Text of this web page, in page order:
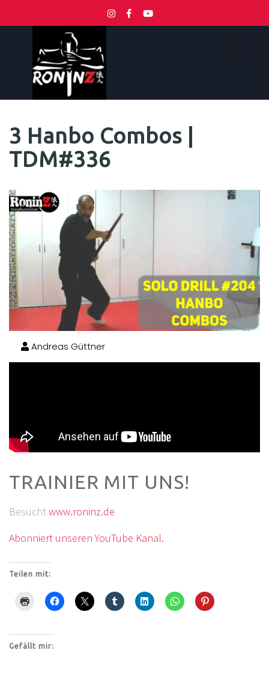
3 Hanbo Combos |
TDM#336
Andreas Güttner
TRAINIER MIT UNS!
Besuchtwww.roninz.de
Abonniert unseren YouTube Kanal.
Teilen mit:
Gefällt mir: